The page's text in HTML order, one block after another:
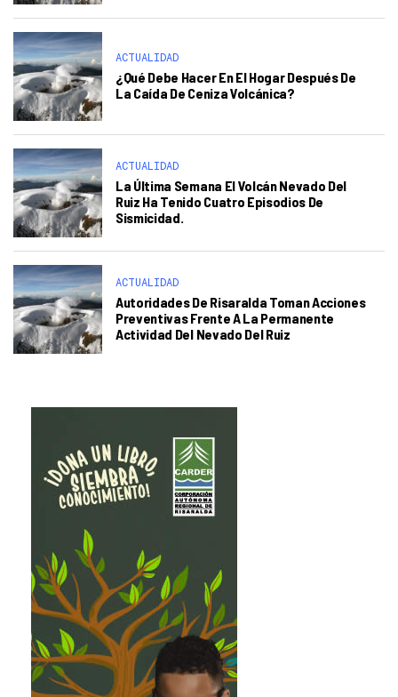
ACTUALIDAD
¿Qué Debe Hacer En El Hogar Después De
La Caída De Ceniza Volcánica?
ACTUALIDAD
La Última Semana El Volcán Nevado Del
Ruiz Ha Tenido Cuatro Episodios De
Sismicidad.
ACTUALIDAD
Autoridades De Risaralda Toman Acciones
Preventivas Frente A La Permanente
Actividad Del Nevado Del Ruiz